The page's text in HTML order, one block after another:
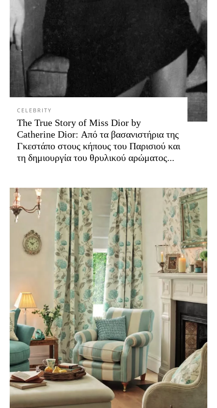
CELEBRITY
The True Story of Miss Dior by
Catherine Dior: Από τα βασανιστήρια της
Γκεστάπο στους κήπους του Παρισιού και
τη δημιουργία του θρυλικού αρώματος...